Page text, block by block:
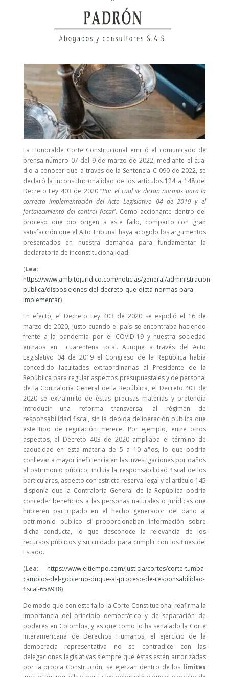
La Honorable Corte Constitucional emitió el comunicado de
prensa número 07 del 9 de marzo de 2022, mediante el cual
dio a conocer que a través de la Sentencia C-090 de 2022, se
declaró la inconstitucionalidad de los artículos 124 a 148 del
Decreto Ley 403 de 2020 “Por el cual se dictan normas para la
correcta implementación del Acto Legislativo 04 de 2019 y el
fortalecimiento del control fiscal”. Como accionante dentro del
proceso que dio origen a este fallo, comparto con gran
satisfacción que el Alto Tribunal haya acogido los argumentos
presentados en nuestra demanda para fundamentar la
declaratoria de inconstitucionalidad.
(Lea:
https://www.ambitojuridico.com/noticias/general/administracion-
publica/disposiciones-del-decreto-que-dicta-normas-para-
implementar)
En efecto, el Decreto Ley 403 de 2020 se expidió el 16 de
marzo de 2020, justo cuando el país se encontraba haciendo
frente a la pandemia por el COVID-19 y nuestra sociedad
entraba en cuarentena total. Aunque a través del Acto
Legislativo 04 de 2019 el Congreso de la República había
concedido facultades extraordinarias al Presidente de la
República para regular aspectos presupuestales y de personal
de la Contraloría General de la República, el Decreto 403 de
2020 se extralimitó de éstas precisas materias y pretendía
introducir una reforma transversal al régimen de
responsabilidad fiscal, sin la debida deliberación pública que
este tipo de regulación merece. Por ejemplo, entre otros
aspectos, el Decreto 403 de 2020 ampliaba el término de
caducidad en esta materia de 5 a 10 años, lo que podría
conllevar a mayor ineficiencia en las investigaciones por daños
al patrimonio público; incluía la responsabilidad fiscal de los
particulares, aspecto con estricta reserva legal y el artículo 145
disponía que la Contraloría General de la República podría
conceder beneficios a las personas naturales o jurídicas que
hubieren participado en el hecho generador del daño al
patrimonio público si proporcionaban información sobre
dicha conducta, lo que desconoce la relevancia de los
recursos públicos y su cuidado para cumplir con los fines del
Estado.
(Lea:
https://www.eltiempo.com/justicia/cortes/corte-tumba-
cambios-del-gobierno-duque-al-proceso-de-responsabilidad-
fiscal-658938)
De modo que con este fallo la Corte Constitucional reafirma la
importancia del principio democrático y de separación de
poderes en Colombia, y es que como lo ha señalado la Corte
Interamericana de Derechos Humanos, el ejercicio de la
democracia representativa no se contradice con las
delegaciones legislativas siempre que éstas estén autorizadas
por la propia Constitución, se ejerzan dentro de los límites